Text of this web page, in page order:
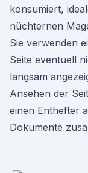
konsumiert,
nüchternen
Sie verwenden
Seite eventuell
langsam
Ansehen der
einen Enthefter
Dokumente